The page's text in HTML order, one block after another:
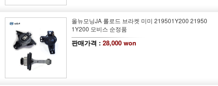
올뉴모닝JA 롤로드 브라켓 미미 219501Y200 21950
1Y200 모비스 순정품
판매가격 : 28,000 won